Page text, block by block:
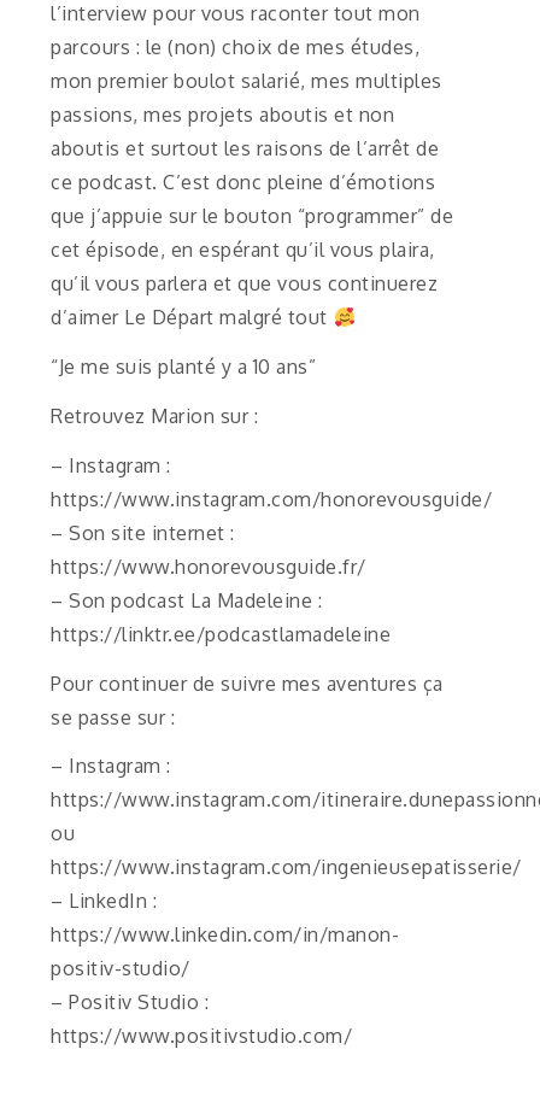
l’interview pour vous raconter tout mon
parcours : le (non) choix de mes études,
mon premier boulot salarié, mes multiples
passions, mes projets aboutis et non
aboutis et surtout les raisons de l’arrêt de
ce podcast. C’est donc pleine d’émotions
que j’appuie sur le bouton “programmer” de
cet épisode, en espérant qu’il vous plaira,
qu’il vous parlera et que vous continuerez
d’aimer Le Départ malgré tout
“Je me suis planté y a 10 ans”
Retrouvez Marion sur :
– Instagram :
https://www.instagram.com/honorevousguide/
– Son site internet :
https://www.honorevousguide.fr/
– Son podcast La Madeleine :
https://linktr.ee/podcastlamadeleine
Pour continuer de suivre mes aventures ça
se passe sur :
– Instagram :
https://www.instagram.com/
ou
https://www.instagram.com/ingenieusepatisserie/
– LinkedIn :
https://www.linkedin.com/in/manon-
positiv-studio/
– Positiv Studio :
https://www.positivstudio.com/